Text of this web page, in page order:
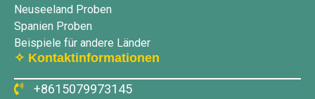
Neuseeland Proben
Spanien Proben
Beispiele für andere Länder
✧ Kontaktinformationen
+8615079973145